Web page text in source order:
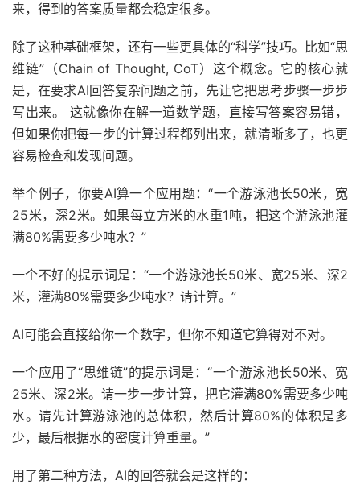
来，得到的答案质量都会稳定很多。
除了这种基础框架，还有一些更具体的“科学”技巧。比如“思
维链”（Chain of Thought, CoT）这个概念。它的核心就
是，在要求AI回答复杂问题之前，先让它把思考步骤一步步
写出来。 这就像你在解一道数学题，直接写答案容易错，
但如果你把每一步的计算过程都列出来，就清晰多了，也更
容易检查和发现问题。
举个例子，你要AI算一个应用题：“一个游泳池长50米，宽
25米，深2米。如果每立方米的水重1吨，把这个游泳池灌
满80%需要多少吨水？”
一个不好的提示词是：“一个游泳池长50米、宽25米、深2
米，灌满80%需要多少吨水？请计算。”
AI可能会直接给你一个数字，但你不知道它算得对不对。
一个应用了“思维链”的提示词是：“一个游泳池长50米、宽
25米、深2米。请一步一步计算，把它灌满80%需要多少吨
水。请先计算游泳池的总体积，然后计算80%的体积是多
少，最后根据水的密度计算重量。”
用了第二种方法，AI的回答就会是这样的：